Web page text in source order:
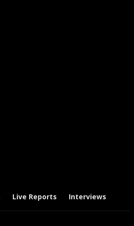
Live Reports Interviews